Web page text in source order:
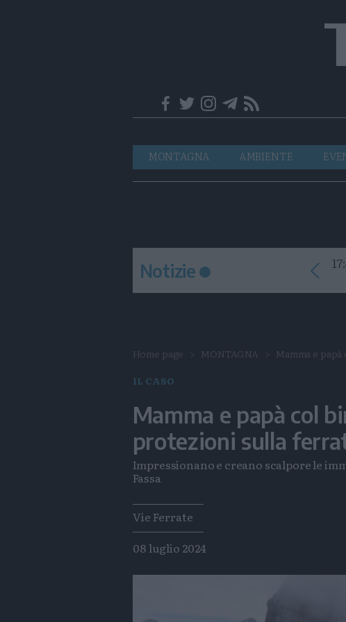
Navigazione
principale
MONTAGNA AMBIENTE
Notizie
Home page MONTAGNA Mamma e
IL CASO
Mamma e papà col
protezioni sulla
Impressionano e creano scalpore le
Fassa
Tags
Vie Ferrate
08 luglio 2024